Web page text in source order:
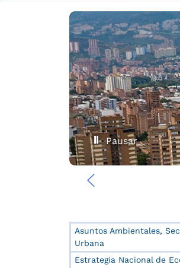
‹
Pausar
Asuntos Ambientales,
Urbana
Estrategia Nacional de